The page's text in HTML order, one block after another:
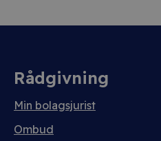
Rådgivning
Min bolagsjurist
Ombud